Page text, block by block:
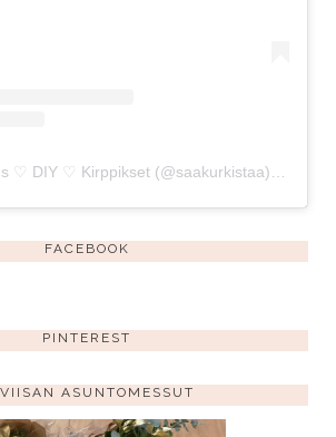
FACEBOOK
PINTEREST
ASUNTOMESSUT